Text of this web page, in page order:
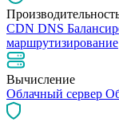
CDN DNS
маршрутизирование
Вычисление
Облачный сервер